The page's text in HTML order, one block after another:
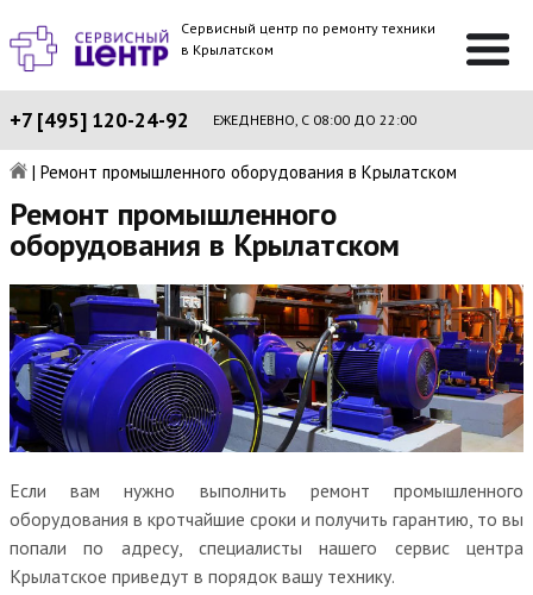
Сервисный центр по ремонту техники
в Крылатском
+7 [495] 120-24-92 ЕЖЕДНЕВНО, С 08:00 ДО 22:00
| Ремонт промышленного оборудования в Крылатском
Ремонт промышленного
оборудования в Крылатском
Если вам нужно выполнить ремонт промышленного
оборудования в кротчайшие сроки и получить гарантию, то вы
попали по адресу, специалисты нашего сервис центра
Крылатское приведут в порядок вашу технику.